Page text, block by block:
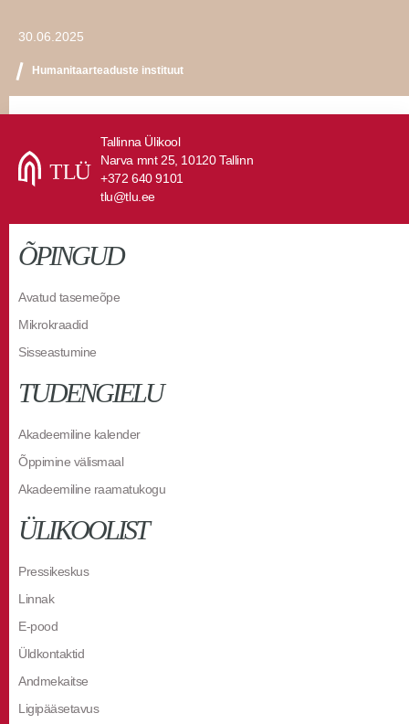
30.06.2025
Humanitaarteaduste instituut
Tallinna Ülikool
Narva mnt 25, 10120 Tallinn
+372 640 9101
tlu@tlu.ee
ÕPINGUD
Avatud tasemeõpe
Mikrokraadid
Sisseastumine
TUDENGIELU
Akadeemiline kalender
Õppimine välismaal
Akadeemiline raamatukogu
ÜLIKOOLIST
Pressikeskus
Linnak
E-pood
Üldkontaktid
Andmekaitse
Ligipääsetavus